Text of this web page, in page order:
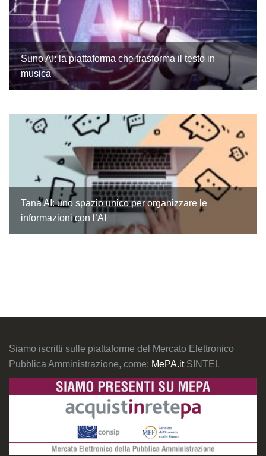
Suno AI: la piattaforma che trasforma il testo in
musica
Tana AI: uno spazio unico per organizzare le
informazioni con l’AI
Siamo iscritti sulle piattaforme del Mercato Elettronico
Pubblica Amministrazione, come: MePA.it SINTEL